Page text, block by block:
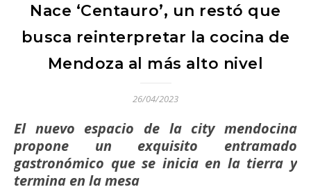
Nace ‘Centauro’, un restó que
busca reinterpretar la cocina de
Mendoza al más alto nivel
26/04/2023
El nuevo espacio de la city mendocina
propone un exquisito entramado
gastronómico que se inicia en la tierra y
termina en la mesa